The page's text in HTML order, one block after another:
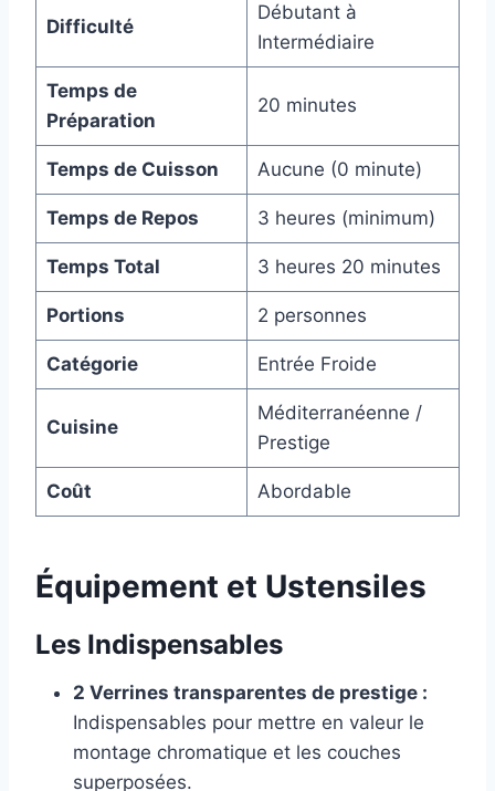
Difficulté
Débutant à
Intermédiaire
Temps de
Préparation
20 minutes
Temps de Cuisson Aucune (0 minute)
Temps de Repos 3 heures (minimum)
Temps Total 3 heures 20 minutes
Portions 2 personnes
Catégorie Entrée Froide
Cuisine
Méditerranéenne /
Prestige
Coût Abordable
Équipement et Ustensiles
Les Indispensables
2 Verrines transparentes de prestige :
Indispensables pour mettre en valeur le
montage chromatique et les couches
superposées.